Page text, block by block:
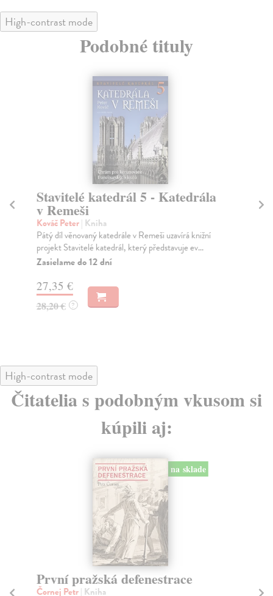
High-contrast mode
Podobné tituly
Stavitelé katedrál 5 - Katedrála
v Remeši
Kováč Peter| Kniha
Pátý díl věnovaný katedrále v Remeši uzavírá knižní
projekt Stavitelé katedrál, který představuje ev...
Zasielame do 12 dní
27,35 €
28,20 € ?
High-contrast mode
Čitatelia s podobným vkusom si
kúpili aj:
na sklade
První pražská defenestrace
Čornej Petr| Kniha